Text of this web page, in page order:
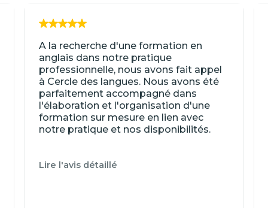
A la recherche d'une formation en
anglais dans notre pratique
professionnelle, nous avons fait appel
à Cercle des langues. Nous avons été
parfaitement accompagné dans
l'élaboration et l'organisation d'une
formation sur mesure en lien avec
notre pratique et nos disponibilités.
Lire l'avis détaillé